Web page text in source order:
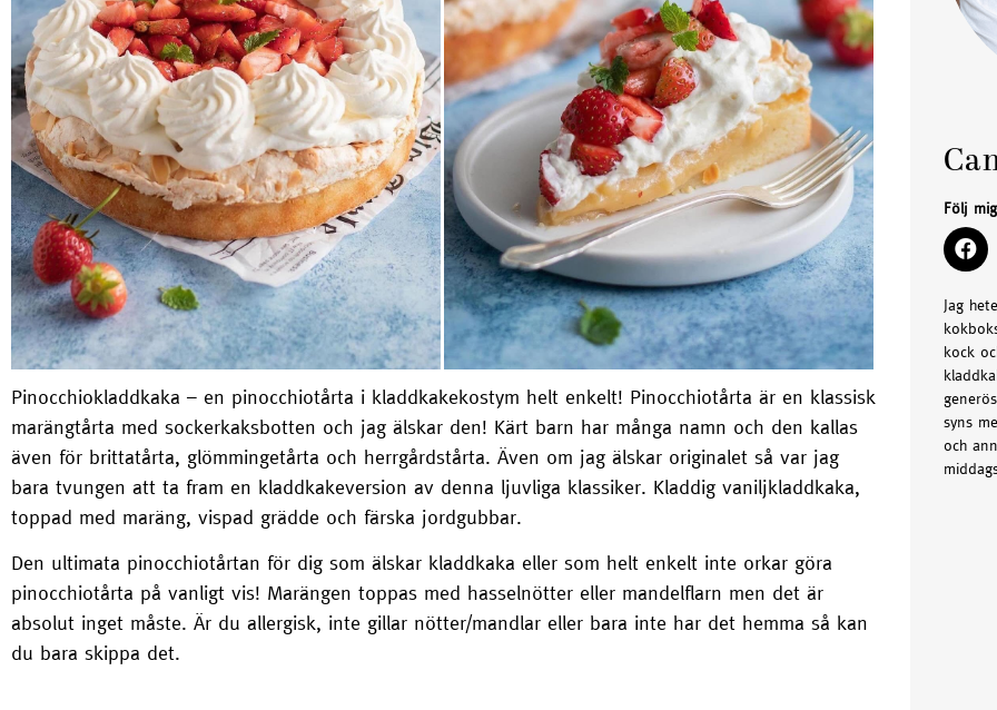
Pinocchiokladdkaka – en pinocchiotårta i kladdkakekostym helt enkelt! Pinocchiotårta är en klassisk
marängtårta med sockerkaksbotten och jag älskar den! Kärt barn har många namn och den kallas
även för brittatårta, glömmingetårta och herrgårdstårta. Även om jag älskar originalet så var jag
bara tvungen att ta fram en kladdkakeversion av denna ljuvliga klassiker. Kladdig vaniljkladdkaka,
toppad med maräng, vispad grädde och färska jordgubbar.
Den ultimata pinocchiotårtan för dig som älskar kladdkaka eller som helt enkelt inte orkar göra
pinocchiotårta på vanligt vis! Marängen toppas med hasselnötter eller mandelflarn men det är
absolut inget måste. Är du allergisk, inte gillar nötter/mandlar eller bara inte har det hemma så kan
du bara skippa det.
Följ
Jag
kock
syns
och